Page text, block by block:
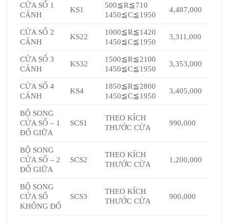
CỬA SỔ 1
CÁNH
KS1
500≦R≦710
1450≦C≦1950
4,487,000
CỬA SỔ 2
CÁNH
KS22
1000≦R≦1420
1450≦C≦1950
3,311,000
CỬA SỔ 3
CÁNH
KS32
1500≦R≦2100
1450≦C≦1950
3,353,000
CỬA SỔ 4
CÁNH
KS4
1850≦R≦2800
1450≦C≦1950
3,405,000
BỘ SONG
CỬA SỔ – 1
ĐỐ GIỮA
SCS1
THEO KÍCH
THƯỚC CỬA
990,000
BỘ SONG
CỬA SỔ – 2
ĐỐ GIỮA
SCS2
THEO KÍCH
THƯỚC CỬA
1,200,000
BỘ SONG
CỬA SỔ
KHÔNG ĐỐ
SCS3
THEO KÍCH
THƯỚC CỬA
900,000